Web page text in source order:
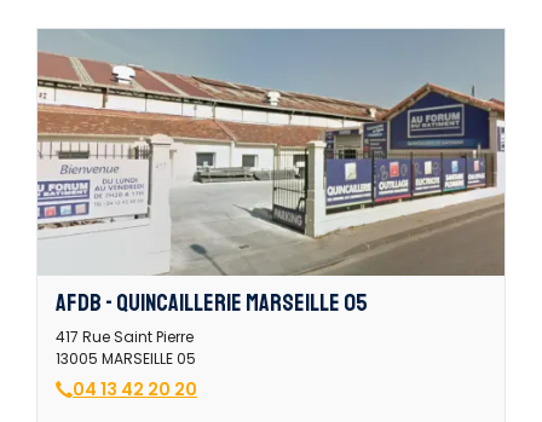
AFDB - QUINCAILLERIE MARSEILLE 05
417 Rue Saint Pierre
13005 MARSEILLE 05
04 13 42 20 20